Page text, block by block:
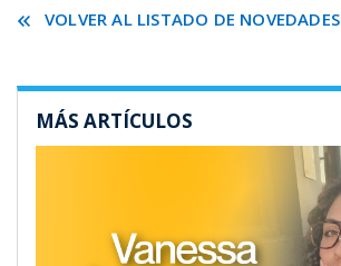
VOLVER AL LISTADO DE NOVEDADES
MÁS ARTÍCULOS